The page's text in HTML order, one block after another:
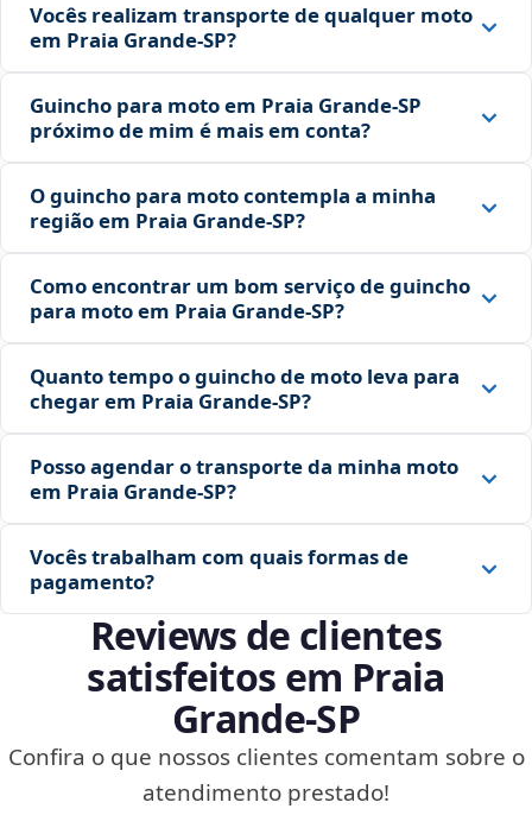
Vocês realizam transporte de qualquer moto
em Praia Grande‑SP?
Guincho para moto em Praia Grande‑SP
próximo de mim é mais em conta?
O guincho para moto contempla a minha
região em Praia Grande‑SP?
Como encontrar um bom serviço de guincho
para moto em Praia Grande‑SP?
Quanto tempo o guincho de moto leva para
chegar em Praia Grande‑SP?
Posso agendar o transporte da minha moto
em Praia Grande‑SP?
Vocês trabalham com quais formas de
pagamento?
Reviews de clientes
satisfeitos em Praia
Grande‑SP
Confira o que nossos clientes comentam sobre o
atendimento prestado!